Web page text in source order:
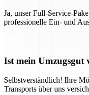
Ja, unser Full-Service-
professionelle Ein- und
Ist mein Umzugsgut
Selbstverständlich! Ihre
Transports über uns